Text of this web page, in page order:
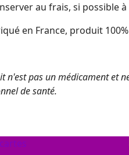
au frais, si possible
en France, produit
n'est pas un médicament et
de santé.